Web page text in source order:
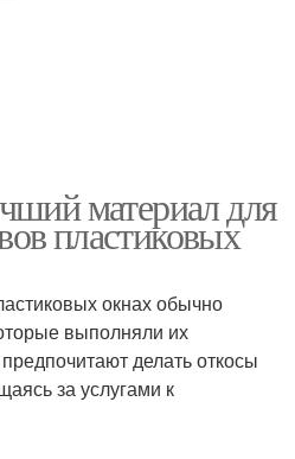
материал для
пластиковых
окнах обычно
выполняли их
делать откосы
за услугами к